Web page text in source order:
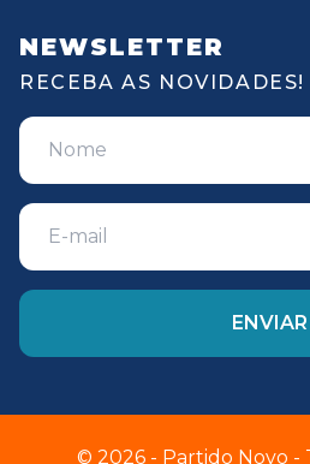
NEWSLETTER
RECEBA AS NOVIDADES!
© 2026 - Partido Novo -